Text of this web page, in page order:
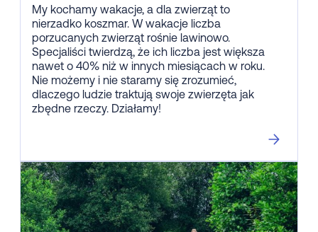
My kochamy wakacje, a dla zwierząt to
nierzadko koszmar. W wakacje liczba
porzucanych zwierząt rośnie lawinowo.
Specjaliści twierdzą, że ich liczba jest większa
nawet o 40% niż w innych miesiącach w roku.
Nie możemy i nie staramy się zrozumieć,
dlaczego ludzie traktują swoje zwierzęta jak
zbędne rzeczy. Działamy!